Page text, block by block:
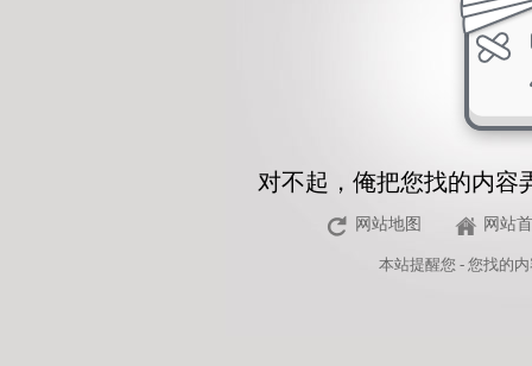
对不起，俺把您找的内容
网站地图 网站
本站提醒您 - 您找的